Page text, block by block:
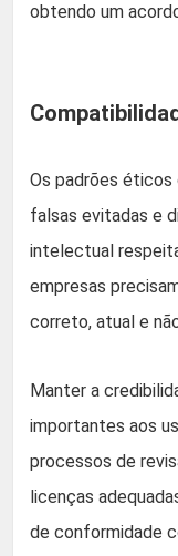
obtendo um
Os padrões éticos
falsas evitadas e
intelectual
empresas
correto, atual e
Manter a
importantes aos
processos de
licenças
de conformidade